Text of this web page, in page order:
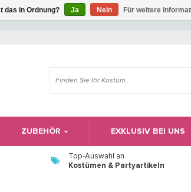
daher können Sie derzeit nicht bestellen.
ZUBEHÖR EXKLUSIV BEI UNS
Top-Auswahl an
Kostümen & Partyartikeln
das in Ordnung? Ja Nein Für weitere